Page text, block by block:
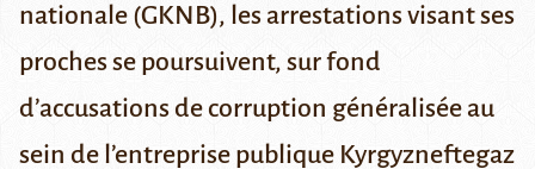
nationale (GKNB), les arrestations visant ses
proches se poursuivent, sur fond
d’accusations de corruption généralisée au
sein de l’entreprise publique Kyrgyzneftegaz